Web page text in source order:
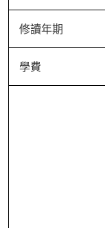
修讀年期
學費